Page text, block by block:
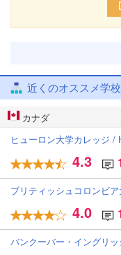
近くのオススメ学校
カナダ
ヒューロン大学カレッジ /
4.3
ブリティッシュコロンビ
4.0
バンクーバー・イングリ